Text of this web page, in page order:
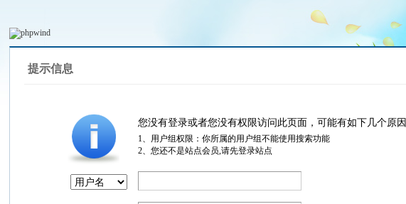
提示信息
您没有登录或者您没有权限访问此页面，可能有如下几个原因
1、用户组权限：你所属的用户组不能使用搜索功能
2、您还不是站点会员,请先登录站点